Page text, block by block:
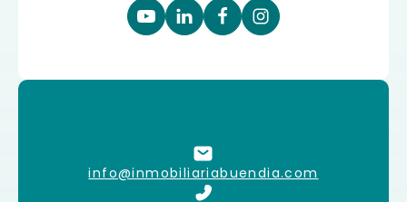
info@inmobiliariabuendia.com